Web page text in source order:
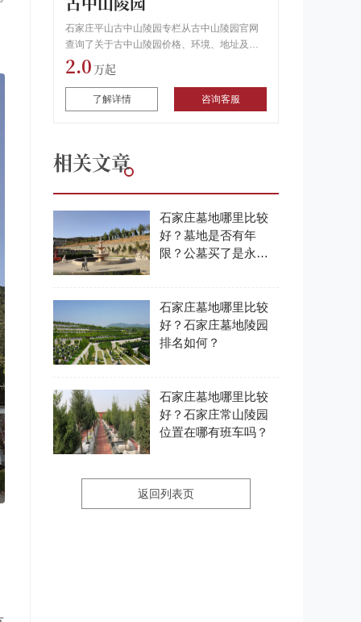
石家庄平山古中山陵园专栏从古中山陵园官网
查询了关于古中山陵园价格、环境、地址及行
车路线,用户可以通过拨打专栏电话了解古中山
陵园怎么样和生态葬信息.
2.0
了解详情 咨询客服
相关文章
石家庄墓地哪里比较
好？墓地是否有年
限？公墓买了是永久
石家庄墓地哪里比较
好？石家庄墓地陵园
排名如何？
石家庄墓地哪里比较
好？石家庄常山陵园
位置在哪有班车吗？
返回列表页